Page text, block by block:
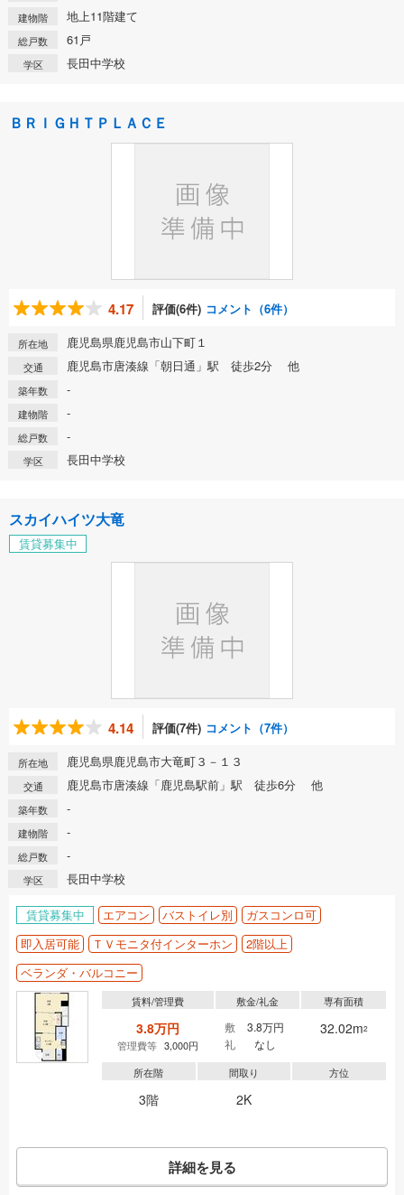
建物階 地上11階建て
総戸数 61戸
学区 長田中学校
ＢＲＩＧＨＴＰＬＡＣＥ
4.17 評価(6件) コメント（6件）
所在地 鹿児島県鹿児島市山下町１
交通 鹿児島市唐湊線「朝日通」駅 徒歩2分 他
築年数 -
建物階 -
総戸数 -
学区 長田中学校
スカイハイツ大竜
賃貸募集中
4.14 評価(7件) コメント（7件）
所在地 鹿児島県鹿児島市大竜町３－１３
交通 鹿児島市唐湊線「鹿児島駅前」駅 徒歩6分 他
築年数 -
建物階 -
総戸数 -
学区 長田中学校
賃貸募集中 エアコン バストイレ別
ガスコンロ可
即入居可能
ＴＶモニタ付インターホン
2階以上
ベランダ・バルコニー
賃料/管理費
3.8万円
管理費等 3,000円
敷金/礼金
敷
3.8万円
礼
なし
専有面積
32.02m2
所在階
3階
間取り
2K
方位
詳細を見る